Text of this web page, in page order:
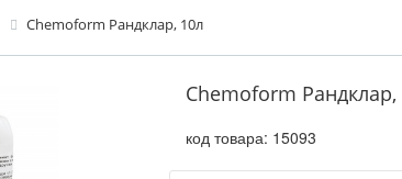
Chemoform Рандклар, 10л
Chemoform Рандклар,
код товара: 15093